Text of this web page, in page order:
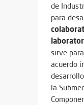
de
para
sirve
acuerdo
la